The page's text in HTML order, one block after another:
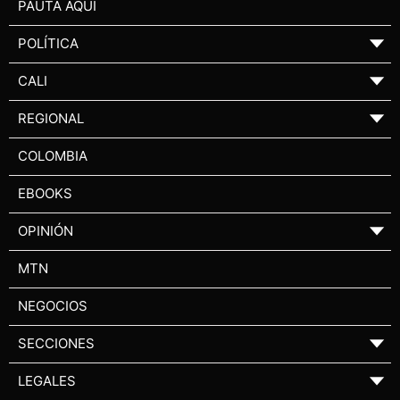
PAUTA AQUÍ
POLÍTICA ▼
CALI ▼
REGIONAL ▼
COLOMBIA
EBOOKS
OPINIÓN ▼
MTN
NEGOCIOS
SECCIONES ▼
LEGALES ▼